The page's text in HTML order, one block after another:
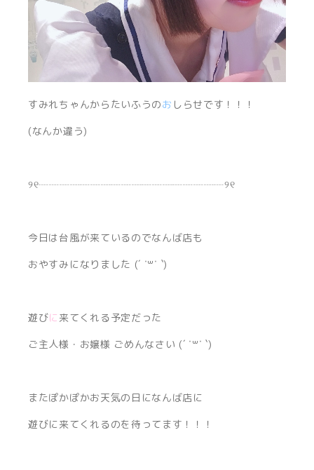
すみれちゃんからたいふうのお しらせです！！！
(なんか違う)
୨୧┈┈┈┈┈┈┈┈┈┈┈┈┈┈┈┈┈┈୨୧
今日は台風が来ているのでなんば店も
おやすみになりました (´ ˙꒳˙ `)
遊びに 来てくれる予定だった
ご主人様・お嬢様 ごめんなさい (´ ˙꒳˙ `)
またぽかぽかお天気の日になんば店に
遊びに来てくれるのを待ってます！！！